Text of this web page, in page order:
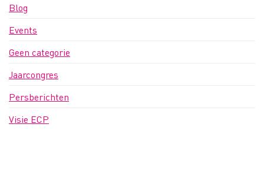
Blog
Events
Geen categorie
Jaarcongres
Persberichten
Visie ECP